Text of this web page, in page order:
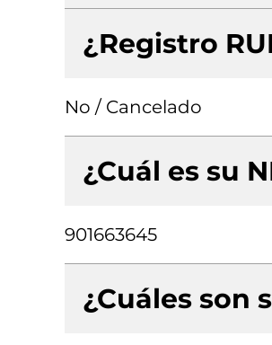
¿Registro
No / Cancelado
¿Cuál es su
901663645
¿Cuáles son